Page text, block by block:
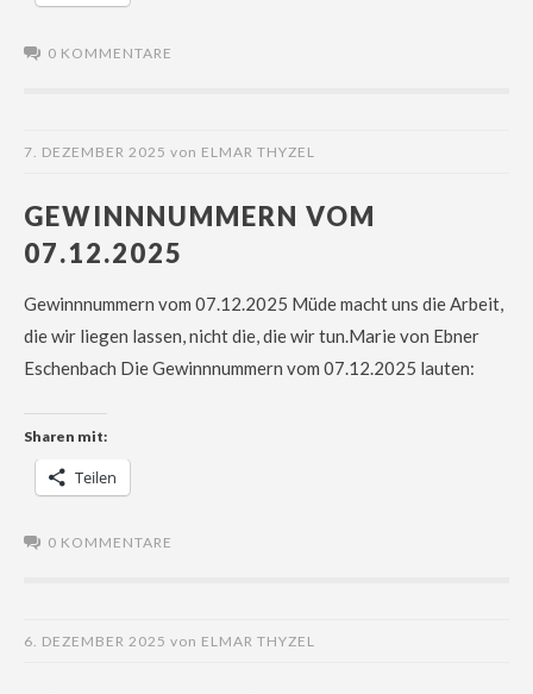
0 KOMMENTARE
7. DEZEMBER 2025 von ELMAR THYZEL
GEWINNNUMMERN VOM
07.12.2025
Gewinnnummern vom 07.12.2025 Müde macht uns die Arbeit,
die wir liegen lassen, nicht die, die wir tun.Marie von Ebner
Eschenbach Die Gewinnnummern vom 07.12.2025 lauten:
Sharen mit:
Teilen
0 KOMMENTARE
6. DEZEMBER 2025 von ELMAR THYZEL